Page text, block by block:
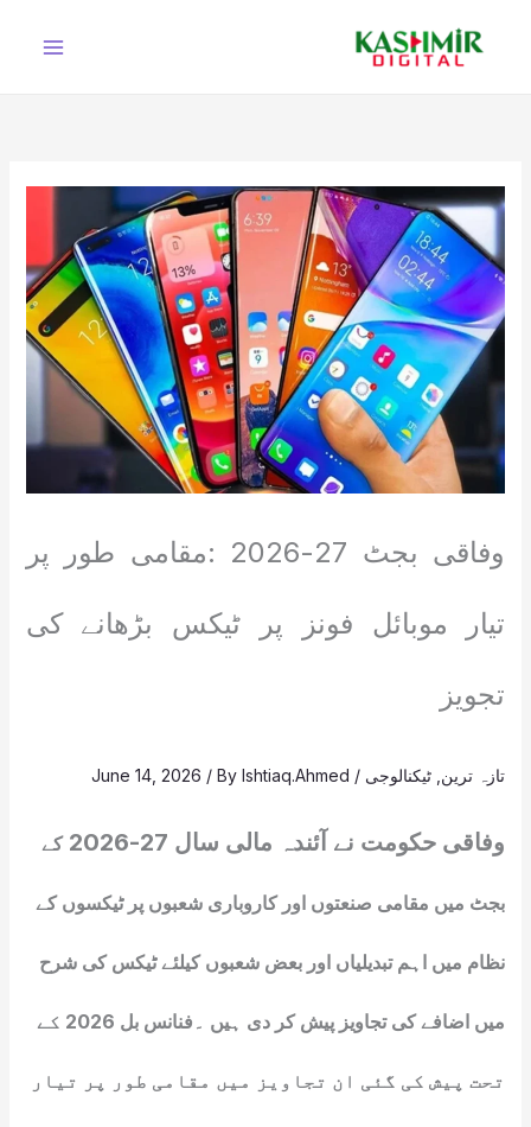
وفاقی بجٹ 27-2026 :مقامی طور پر
تیار موبائل فونز پر ٹیکس بڑھانے کی
تجویز
تازہ ترین ٹیکنالوجی /
June 14, 2026 / ByIshtiaq.Ahmed
وفاقی حکومت نے آئندہ مالی سال 27-2026 کے
بجٹ میں مقامی صنعتوں اور کاروباری شعبوں پر ٹیکسوں کے
نظام میں اہم تبدیلیاں اور بعض شعبوں کیلئے ٹیکس کی شرح
میں اضافے کی تجاویز پیش کر دی ہیں ۔ فنانس بل 2026 کے
تحت پیش کی گئی ان تجاویز میں مقامی طور پر تیار